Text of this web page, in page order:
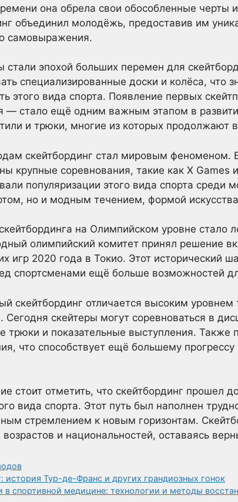
она обрела свои обособленные черты
объединил молодёжь, предоставив им
самовыражения.
стали эпохой больших перемен для
специализированные доски и колёса, что
этого вида спорта. Появление первых
— стало ещё одним важным этапом в
и трюки, многие из которых продолжают
скейтбординг стал мировым феноменом.
крупные соревнования, такие как X Games
популяризации этого вида спорта
но и модным течением, формой
на Олимпийском уровне стало
олимпийский комитет принял решение
игр 2020 года в Токио. Этот исторический
спортсменами ещё больше возможностей
скейтбординг отличается высоким
Сегодня скейтеры могут соревноваться в
трюки и показательные выступления. Также
что способствует ещё большему
стоит отметить, что скейтбординг прошел
вида спорта. Этот путь был наполнен
стремлением к новым горизонтам.
и национальностей, оставаясь
история Тур-де-Франс и других грандиозных гонок
в спортивной медицине: технологии и методы